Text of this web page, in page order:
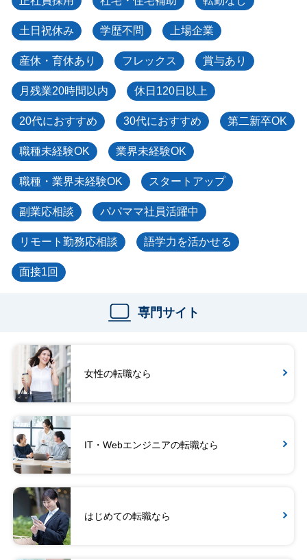
土日祝休み 学歴不問 上場企業
産休・育休あり フレックス 賞与あり
月残業20時間以内 休日120日以上
20代におすすめ 30代におすすめ 第二新卒OK
職種未経験OK 業界未経験OK
職種・業界未経験OK スタートアップ
副業応相談 パパママ社員活躍中
リモート勤務応相談 語学力を活かせる
面接1回
専門サイト
女性の転職なら
IT・Webエンジニアの転職なら
はじめての転職なら